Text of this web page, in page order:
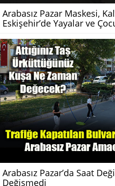
Arabasız Pazar Maskesi,
Eskişehir’de Yayalar ve
Arabasız Pazar’da Saat
Değişmedi